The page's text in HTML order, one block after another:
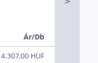
Ár/Db
4.307,00 HUF